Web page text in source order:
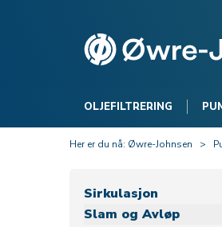
OLJEFILTRERING
Her er du nå: Øwre-Johnsen >
Sirkulasjon
Slam og Avløp